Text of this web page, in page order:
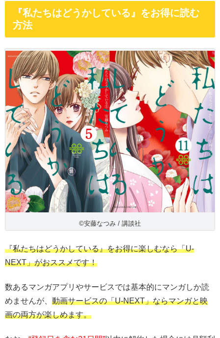
『私たちはどうかしている』をお得に読む
方法
©安藤なつみ / 講談社
『私たちはどうかしている』をお得に楽しむなら「U-
NEXT」がおススメです！
数あるマンガアプリやサービスでは基本的にマンガしか読
めませんが、 動画サービスの「U-NEXT」ならマンガと映
画の両方が楽しめます。